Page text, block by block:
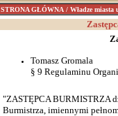
STRONA GŁÓWNA / Władze miasta
Tomasz Gromala
§ 9 Regulaminu
"ZASTĘPCA BURMISTRZA
Burmistrza, imiennymi